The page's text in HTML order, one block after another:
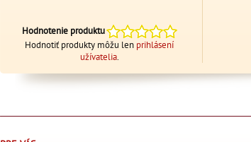
Hodnotenie produktu
Hodnotiť produkty môžu len prihlásení
užívatelia.